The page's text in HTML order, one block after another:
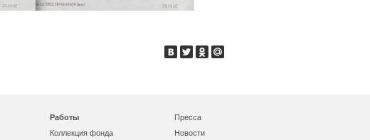
Работы
Коллекция фонда
Пресса
Новости